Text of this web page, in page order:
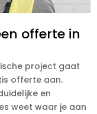
offerte in
project gaat
offerte aan.
en
weet waar je aan